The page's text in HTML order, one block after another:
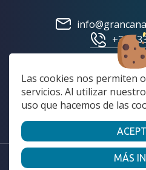
Las cookies nos permiten
servicios. Al utilizar
uso que hacemos de las
MÁS
+34
Envíos|Devoluciones y
Política de
2023 Gran Canaria WingFoil.